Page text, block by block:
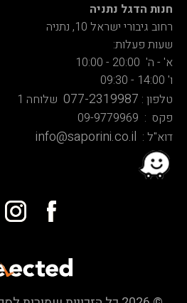
חנות הדגל נתניה
רחוב גיבורי ישראל 10, נתניה
שעות פעלות:
א' - ה' 20:00 - 10:00
ו' 14:00 - 09:30
טלפון : 077-2319987 שלוחה 1
פקס : 09-9779969
דוא"ל : info@saporini.co.il